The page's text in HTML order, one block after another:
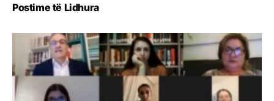
Postime të Lidhura